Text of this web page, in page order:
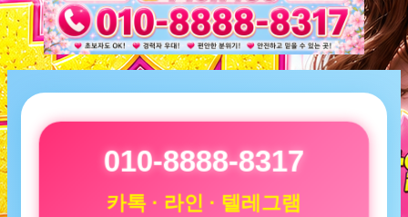
010-8888-8317
카톡 · 라인 · 텔레그램